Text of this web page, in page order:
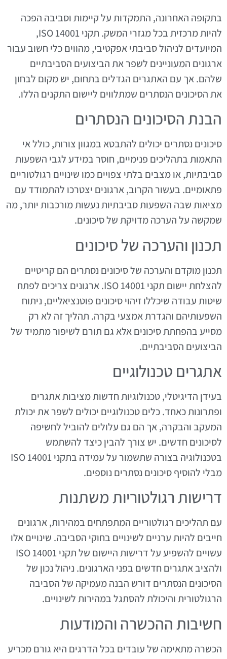
בתקופה האחרונה, התמקדות על קיימות וסביבה הפכה
להיות מרכזית בכל מגזרי המשק. תקני ISO 14001,
המיועדים לניהול סביבתי אפקטיבי, מהווים כלי חשוב עבור
ארגונים המעוניינים לשפר את הביצועים הסביבתיים
שלהם. אך עם האתגרים הגדלים בתחום, יש מקום לבחון
את הסיכונים הנסתרים שמתלווים ליישום התקנים הללו.
הבנת הסיכונים הנסתרים
סיכונים נסתרים יכולים להתבטא במגוון צורות, כולל אי
התאמות בתהליכים פנימיים, חוסר במידע לגבי השפעות
סביבתיות, או מצבים בלתי צפויים כמו שינויים רגולטוריים
פתאומיים. בעשור הקרוב, ארגונים יצטרכו להתמודד עם
מציאות שבה השפעות סביבתיות נעשות מורכבות יותר, מה
שמקשה על הערכה מדויקת של סיכונים.
תכנון והערכה של סיכונים
תכנון מוקדם והערכה של סיכונים נסתרים הם קריטיים
להצלחת יישום תקני ISO 14001. ארגונים צריכים לפתח
שיטות עבודה שיכללו זיהוי סיכונים פוטנציאליים, ניתוח
השפעותיהם והגדרת אמצעי בקרה. תהליך זה לא רק
מסייע בהפחתת סיכונים אלא גם תורם לשיפור מתמיד של
הביצועים הסביבתיים.
אתגרים טכנולוגיים
בעידן הדיגיטלי, טכנולוגיות חדשות מציבות אתגרים
ופתרונות כאחד. כלים טכנולוגיים יכולים לשפר את יכולת
המעקב והבקרה, אך הם גם עלולים להוביל לחשיפה
לסיכונים חדשים. יש צורך להבין כיצד להשתמש
בטכנולוגיה בצורה שתשמור על עמידה בתקני ISO 14001
מבלי להוסיף סיכונים נסתרים נוספים.
דרישות רגולטוריות משתנות
עם תהליכים רגולטוריים המתפתחים במהירות, ארגונים
חייבים להיות ערניים לשינויים בחוקי הסביבה. שינויים אלו
עשויים להשפיע על דרישות היישום של תקני ISO 14001
ולהציב אתגרים חדשים בפני הארגונים. ניהול נכון של
הסיכונים הנסתרים דורש הבנה מעמיקה של הסביבה
הרגולטורית והיכולת להסתגל במהירות לשינויים.
חשיבות ההכשרה והמודעות
הכשרה מתאימה של עובדים בכל הדרגים היא גורם מכריע